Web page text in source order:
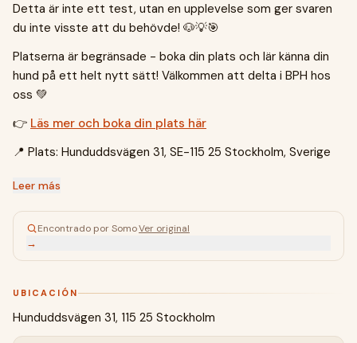
Detta är inte ett test, utan en upplevelse som ger svaren
du inte visste att du behövde! 🐶💡🎯
Platserna är begränsade - boka din plats och lär känna din
hund på ett helt nytt sätt! Välkommen att delta i BPH hos
oss 💚
👉 Läs mer och boka din plats här
📍 Plats: Hunduddsvägen 31, SE-115 25 Stockholm, Sverige
Leer más
Encontrado por SomoVer original
→
UBICACIÓN
Hunduddsvägen 31, 115 25 Stockholm